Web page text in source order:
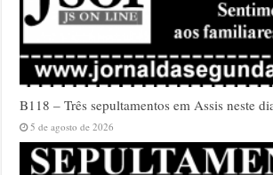
B118 – Três sepultamentos em Assis neste
5 de agosto de 2026